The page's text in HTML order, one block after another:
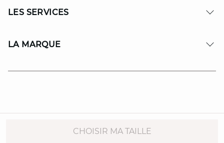
CHOISIR MA TAILLE
LES SERVICES
LA MARQUE